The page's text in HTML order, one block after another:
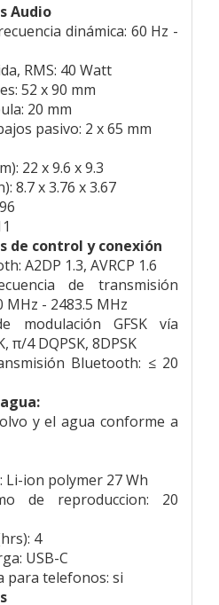
Audio
dinámica: 60 Hz -
RMS: 40 Watt
52 x 90 mm
20 mm
pasivo: 2 x 65 mm
22 x 9.6 x 9.3
8.7 x 3.76 x 3.67
de control y conexión
A2DP 1.3, AVRCP 1.6
de transmisión
- 2483.5 MHz
modulación GFSK vía
π/4 DQPSK, 8DPSK
Bluetooth: ≤ 20
y el agua conforme a
Li-ion polymer 27 Wh
de reproduccion: 20
4
USB-C
para telefonos: si